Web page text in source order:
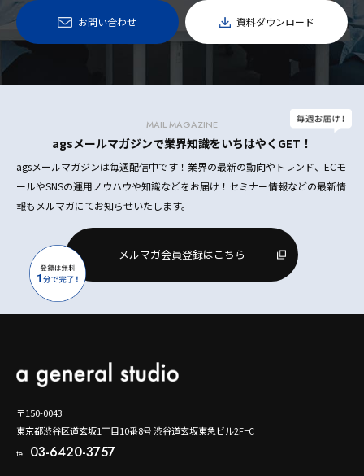
お問い合わせ 資料ダウンロード
MAIL MAGAZINE
agsメールマガジンで業界知識をいちはやくGET！
agsメールマガジンは毎週配信中です！業界の最新の動向やトレンド、ECモ
ールやSNSの運用ノウハウや知識などをお届け！セミナー情報などの最新情
報もメルマガにてお知らせいたします。
メルマガ会員登録はこちら
〒150-0043
東京都渋谷区道玄坂1丁目10番8号 渋谷道玄坂東急ビル2F−C
tel. 03-6420-3757